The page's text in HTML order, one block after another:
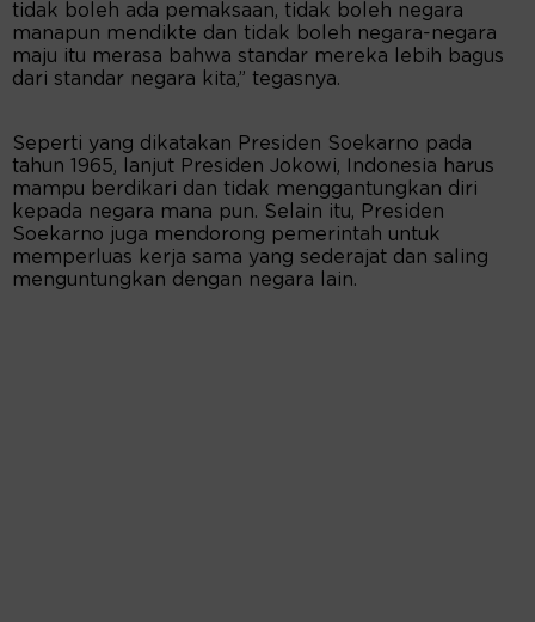
tidak boleh ada pemaksaan, tidak boleh negara
manapun mendikte dan tidak boleh negara-negara
maju itu merasa bahwa standar mereka lebih bagus
dari standar negara kita,” tegasnya.
Seperti yang dikatakan Presiden Soekarno pada
tahun 1965, lanjut Presiden Jokowi, Indonesia harus
mampu berdikari dan tidak menggantungkan diri
kepada negara mana pun. Selain itu, Presiden
Soekarno juga mendorong pemerintah untuk
memperluas kerja sama yang sederajat dan saling
menguntungkan dengan negara lain.